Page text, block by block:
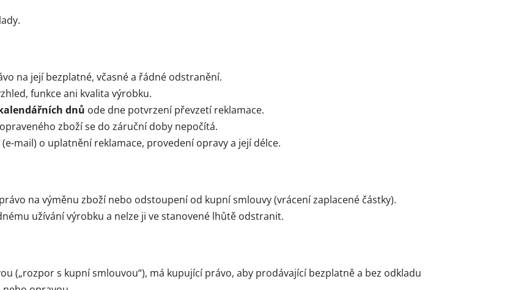
na její bezplatné, včasné a řádné odstranění.
funkce ani kvalita výrobku.
dnů ode dne potvrzení převzetí reklamace.
zboží se do záruční doby nepočítá.
mail) o uplatnění reklamace, provedení opravy a její délce.
na výměnu zboží nebo odstoupení od kupní smlouvy (vrácení zaplacené částky).
užívání výrobku a nelze ji ve stanovené lhůtě odstranit.
(„rozpor s kupní smlouvou“), má kupující právo, aby prodávající bezplatně a bez odkladu